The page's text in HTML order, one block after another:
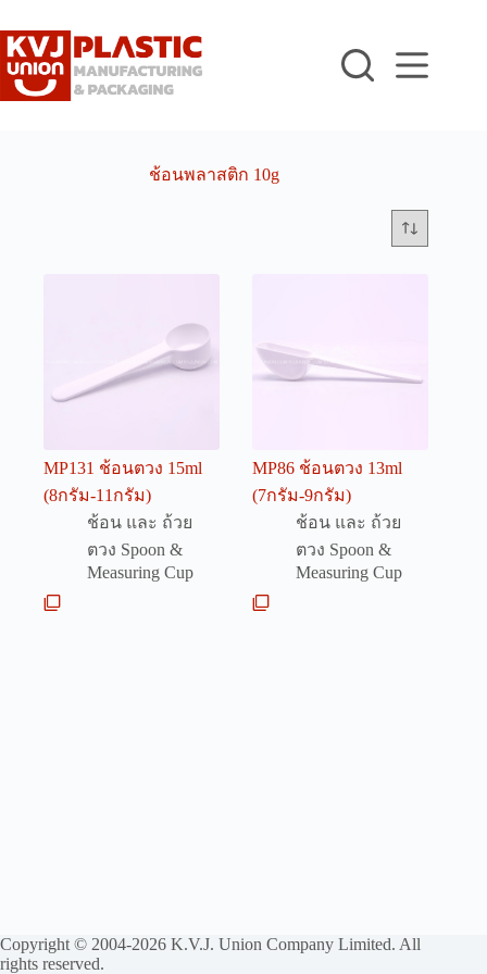
to
content
ช้อนพลาสติก 10g
MP131 ช้อนตวง 15ml
(8กรัม-11กรัม)
ช้อน และ ถ้วย
ตวง Spoon &
Measuring Cup
MP86 ช้อนตวง 13ml
(7กรัม-9กรัม)
ช้อน และ ถ้วย
ตวง Spoon &
Measuring Cup
Copyright © 2004-2026 K.V.J. Union Company Limited. All
rights reserved.